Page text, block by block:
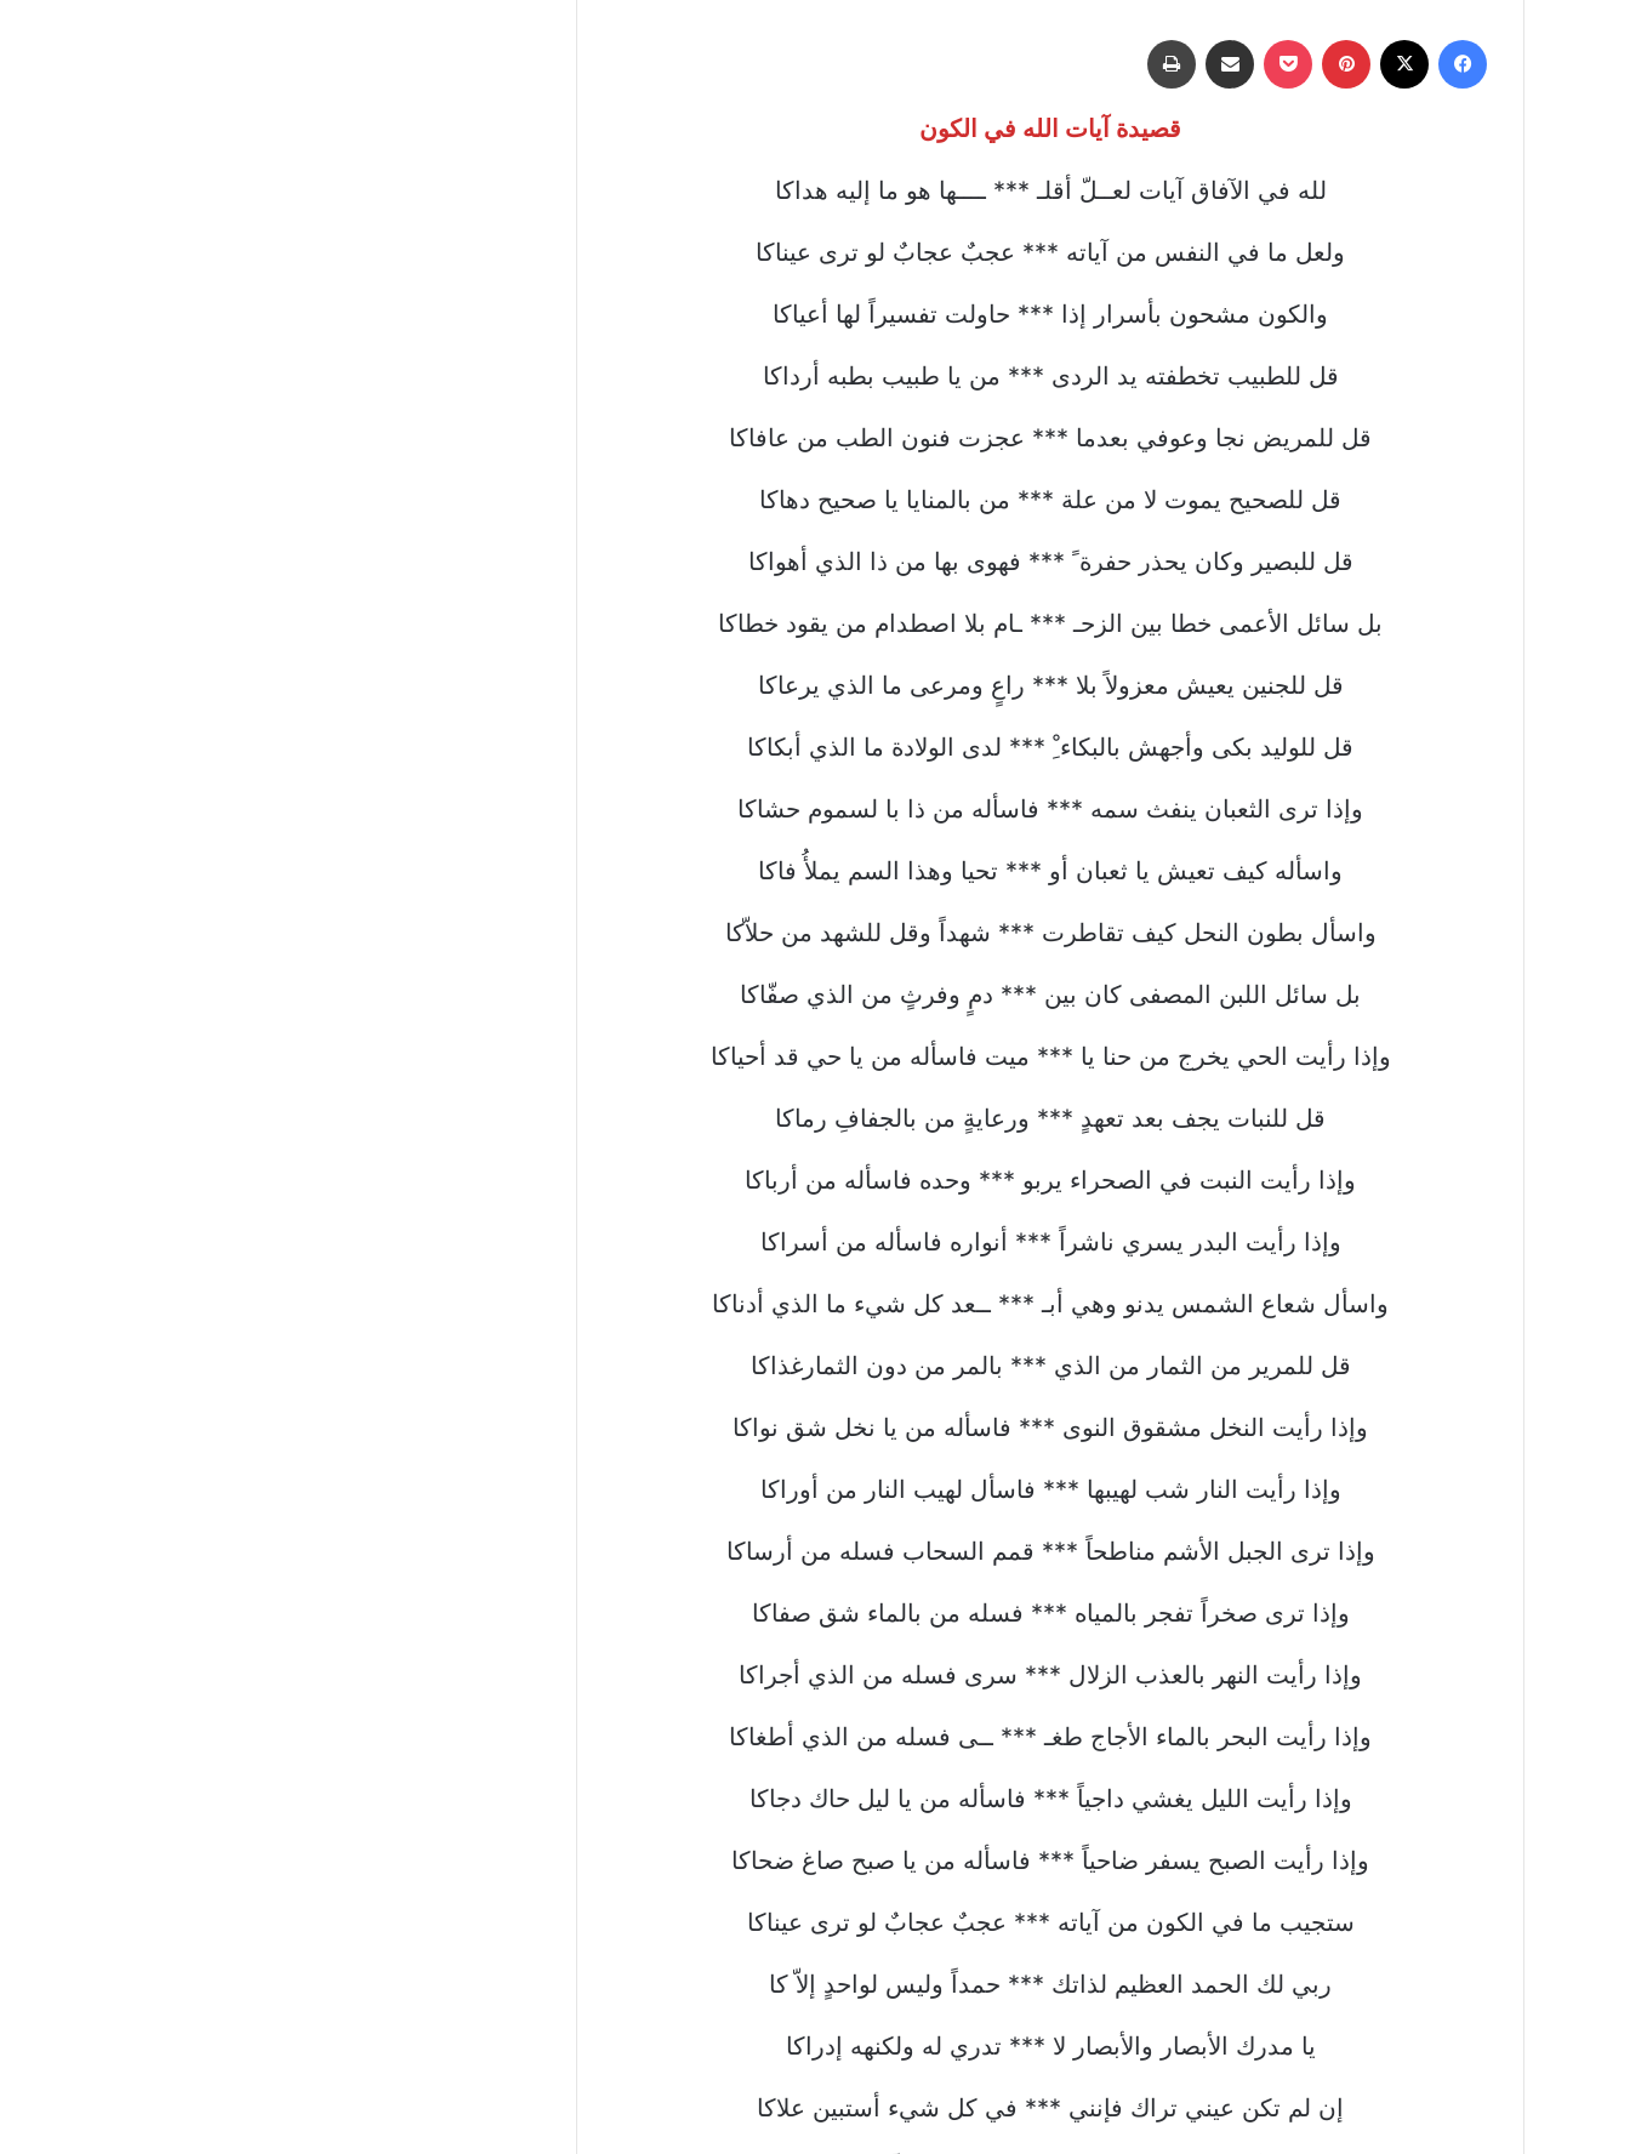
فيسبوك بينتيريست ‫Pocket مشاركة عبر البريد
قصيدة آيات الله في الكون
لله في الآفاق آيات لعــلّ أقلـ *** ــــها هو ما إليه هداكا
ولعل ما في النفس من آياته *** عجبٌ عجابٌ لو ترى عيناكا
والكون مشحون بأسرار إذا *** حاولت تفسيراً لها أعياكا
قل للطبيب تخطفته يد الردى *** من يا طبيب بطبه أرداكا
قل للمريض نجا وعوفي بعدما *** عجزت فنون الطب من عافاكا
قل للصحيح يموت لا من علة *** من بالمنايا يا صحيح دهاكا
قل للبصير وكان يحذر حفرة ً *** فهوى بها من ذا الذي أهواكا
بل سائل الأعمى خطا بين الزحـ *** ـام بلا اصطدام من يقود خطاكا
قل للجنين يعيش معزولاً بلا *** راعٍ ومرعى ما الذي يرعاكا
قل للوليد بكى وأجهش بالبكاء ِْ *** لدى الولادة ما الذي أبكاكا
وإذا ترى الثعبان ينفث سمه *** فاسأله من ذا با لسموم حشاكا
واسأله كيف تعيش يا ثعبان أو *** تحيا وهذا السم يملأُ فاكا
واسأل بطون النحل كيف تقاطرت *** شهداً وقل للشهد من حلاّكا
بل سائل اللبن المصفى كان بين *** دمٍ وفرثٍ من الذي صفّاكا
وإذا رأيت الحي يخرج من حنا يا *** ميت فاسأله من يا حي قد أحياكا
قل للنبات يجف بعد تعهدٍ *** ورعايةٍ من بالجفافِ رماكا
وإذا رأيت النبت في الصحراء يربو *** وحده فاسأله من أرباكا
وإذا رأيت البدر يسري ناشراً *** أنواره فاسأله من أسراكا
واسأل شعاع الشمس يدنو وهي أبـ *** ــعد كل شيء ما الذي أدناكا
قل للمرير من الثمار من الذي *** بالمر من دون الثمارغذاكا
وإذا رأيت النخل مشقوق النوى *** فاسأله من يا نخل شق نواكا
وإذا رأيت النار شب لهيبها *** فاسأل لهيب النار من أوراكا
وإذا ترى الجبل الأشم مناطحاً *** قمم السحاب فسله من أرساكا
وإذا ترى صخراً تفجر بالمياه *** فسله من بالماء شق صفاكا
وإذا رأيت النهر بالعذب الزلال *** سرى فسله من الذي أجراكا
وإذا رأيت البحر بالماء الأجاج طغـ *** ــى فسله من الذي أطغاكا
وإذا رأيت الليل يغشي داجياً *** فاسأله من يا ليل حاك دجاكا
وإذا رأيت الصبح يسفر ضاحياً *** فاسأله من يا صبح صاغ ضحاكا
ستجيب ما في الكون من آياته *** عجبٌ عجابٌ لو ترى عيناكا
ربي لك الحمد العظيم لذاتك *** حمداً وليس لواحدٍ إلاّ كا
يا مدرك الأبصار والأبصار لا *** تدري له ولكنهه إدراكا
إن لم تكن عيني تراك فإنني *** في كل شيء أستبين علاكا